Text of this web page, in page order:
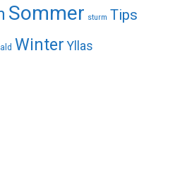
Sommer sturm Tips
Winter Yllas